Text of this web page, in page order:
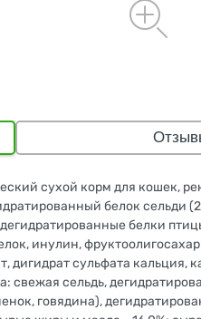
сухой корм для кошек,
белок сельди
белки
инулин,
сульфата кальция,
свежая сельдь,
говядина),